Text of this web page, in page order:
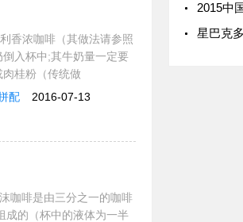
香浓咖啡（其做法请参照
入杯中;其牛奶量一定要
桂粉（传统做
2016-07-13
配
咖啡是由三分之一的咖啡
成的（杯中的液体为一半
2015中国（成
星巴克多少钱